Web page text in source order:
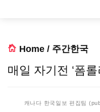
Home / 주간한국
매일 자기전 ‘폼롤
캐나다 한국일보 편집팀